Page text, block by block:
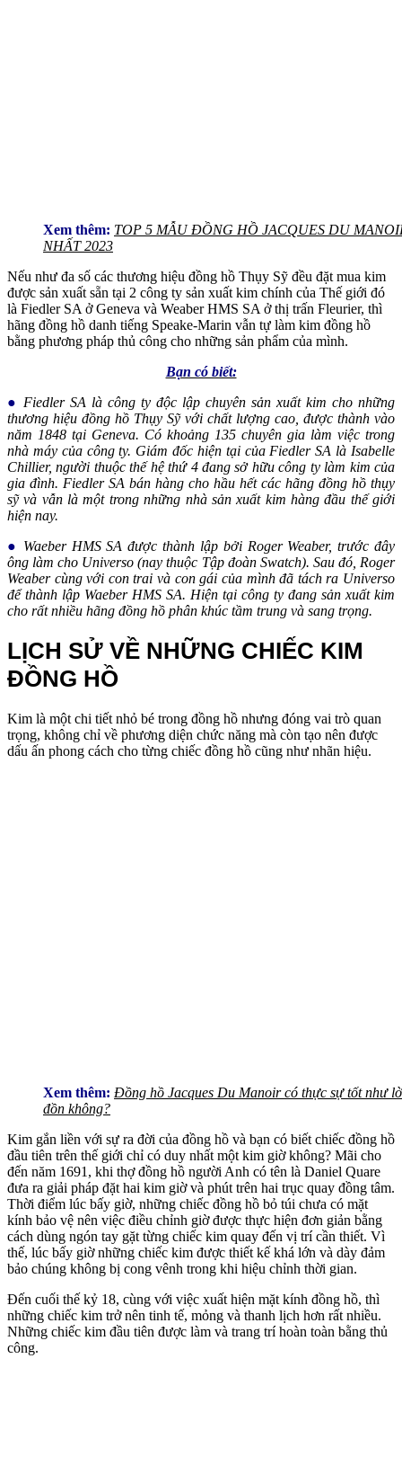
Xem thêm: TOP 5 MẪU ĐỒNG HỒ JACQUES DU
NHẤT 2023
Nếu như đa số các thương hiệu đồng hồ Thụy Sỹ đều đặt mua kim
được sản xuất sẵn tại 2 công ty sản xuất kim chính của Thế giới đó
là Fiedler SA ở Geneva và Weaber HMS SA ở thị trấn Fleurier, thì
hãng đồng hồ danh tiếng Speake-Marin vẫn tự làm kim đồng hồ
bằng phương pháp thủ công cho những sản phẩm của mình.
Bạn có biết:
● Fiedler SA là công ty độc lập chuyên sản xuất kim cho những
thương hiệu đồng hồ Thụy Sỹ với chất lượng cao, được thành vào
năm 1848 tại Geneva. Có khoảng 135 chuyên gia làm việc trong
nhà máy của công ty. Giám đốc hiện tại của Fiedler SA là Isabelle
Chillier, người thuộc thế hệ thứ 4 đang sở hữu công ty làm kim của
gia đình. Fiedler SA bán hàng cho hầu hết các hãng đồng hồ thụy
sỹ và vẫn là một trong những nhà sản xuất kim hàng đầu thế giới
hiện nay.
● Waeber HMS SA được thành lập bởi Roger Weaber, trước đây
ông làm cho Universo (nay thuộc Tập đoàn Swatch). Sau đó, Roger
Weaber cùng với con trai và con gái của mình đã tách ra Universo
để thành lập Waeber HMS SA. Hiện tại công ty đang sản xuất kim
cho rất nhiều hãng đồng hồ phân khúc tầm trung và sang trọng.
LỊCH SỬ VỀ NHỮNG CHIẾC KIM
ĐỒNG HỒ
Kim là một chi tiết nhỏ bé trong đồng hồ nhưng đóng vai trò quan
trọng, không chỉ về phương diện chức năng mà còn tạo nên được
dấu ấn phong cách cho từng chiếc đồng hồ cũng như nhãn hiệu.
Xem thêm: Đồng hồ Jacques Du Manoir có thực sự tốt như
đồn không?
Kim gắn liền với sự ra đời của đồng hồ và bạn có biết chiếc đồng hồ
đầu tiên trên thế giới chỉ có duy nhất một kim giờ không? Mãi cho
đến năm 1691, khi thợ đồng hồ người Anh có tên là Daniel Quare
đưa ra giải pháp đặt hai kim giờ và phút trên hai trục quay đồng tâm.
Thời điểm lúc bấy giờ, những chiếc đồng hồ bỏ túi chưa có mặt
kính bảo vệ nên việc điều chỉnh giờ được thực hiện đơn giản bằng
cách dùng ngón tay gặt từng chiếc kim quay đến vị trí cần thiết. Vì
thế, lúc bấy giờ những chiếc kim được thiết kế khá lớn và dày đảm
bảo chúng không bị cong vênh trong khi hiệu chỉnh thời gian.
Đến cuối thế kỷ 18, cùng với việc xuất hiện mặt kính đồng hồ, thì
những chiếc kim trở nên tinh tế, mỏng và thanh lịch hơn rất nhiều.
Những chiếc kim đầu tiên được làm và trang trí hoàn toàn bằng thủ
công.